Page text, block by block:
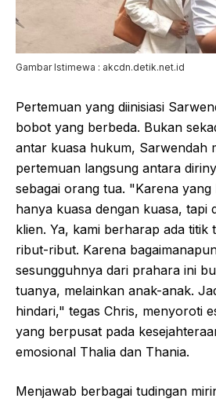
Gambar Istimewa : akcdn.detik.net.id
Pertemuan yang diinisiasi
bobot yang berbeda. Bukan
antar kuasa hukum, Sarwendah
pertemuan langsung antara
sebagai orang tua. "Karena
hanya kuasa dengan kuasa, tapi
klien. Ya, kami berharap ada titik
ribut-ribut. Karena
sesungguhnya dari prahara ini
tuanya, melainkan anak-anak.
hindari," tegas Chris, menyoroti
yang berpusat pada
emosional Thalia dan Thania.
Menjawab berbagai tudingan